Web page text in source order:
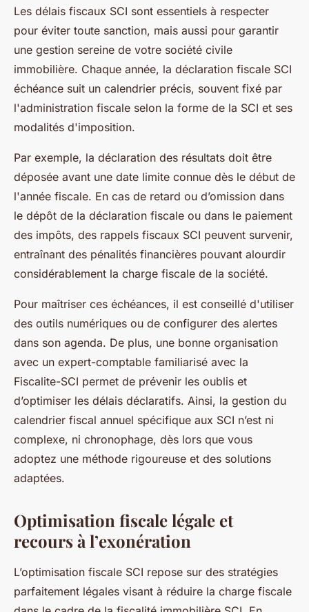
Les délais fiscaux SCI sont essentiels à respecter
pour éviter toute sanction, mais aussi pour garantir
une gestion sereine de votre société civile
immobilière. Chaque année, la déclaration fiscale SCI
échéance suit un calendrier précis, souvent fixé par
l'administration fiscale selon la forme de la SCI et ses
modalités d'imposition.
Par exemple, la déclaration des résultats doit être
déposée avant une date limite connue dès le début de
l'année fiscale. En cas de retard ou d’omission dans
le dépôt de la déclaration fiscale ou dans le paiement
des impôts, des rappels fiscaux SCI peuvent survenir,
entraînant des pénalités financières pouvant alourdir
considérablement la charge fiscale de la société.
Pour maîtriser ces échéances, il est conseillé d'utiliser
des outils numériques ou de configurer des alertes
dans son agenda. De plus, une bonne organisation
avec un expert-comptable familiarisé avec la
Fiscalite-SCI permet de prévenir les oublis et
d’optimiser les délais déclaratifs. Ainsi, la gestion du
calendrier fiscal annuel spécifique aux SCI n’est ni
complexe, ni chronophage, dès lors que vous
adoptez une méthode rigoureuse et des solutions
adaptées.
Optimisation fiscale légale et
recours à l’exonération
L’optimisation fiscale SCI repose sur des stratégies
parfaitement légales visant à réduire la charge fiscale